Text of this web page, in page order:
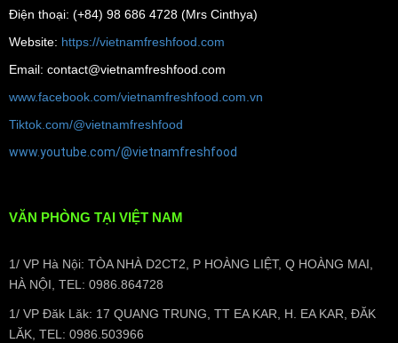
Điện thoại: (+84) 98 686 4728 (Mrs Cinthya)
Website: https://vietnamfreshfood.com
Email: contact@vietnamfreshfood.com
www.facebook.com/vietnamfreshfood.com.vn
Tiktok.com/@vietnamfreshfood
www.youtube.com/@vietnamfreshfood
VĂN PHÒNG TẠI VIỆT NAM
1/ VP Hà Nội: TÒA NHÀ D2CT2, P HOÀNG LIỆT, Q HOÀNG MAI,
HÀ NỘI, TEL: 0986.864728
1/ VP Đăk Lăk: 17 QUANG TRUNG, TT EA KAR, H. EA KAR, ĐĂK
LĂK, TEL: 0986.503966